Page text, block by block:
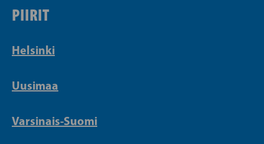
PIIRIT
Helsinki
Uusimaa
Varsinais-Suomi